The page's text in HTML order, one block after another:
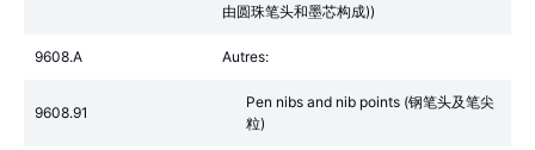
由圆珠笔头和墨芯构成))
9608.A Autres:
9608.91
Pen nibs and nib points (钢笔头及笔尖
粒)